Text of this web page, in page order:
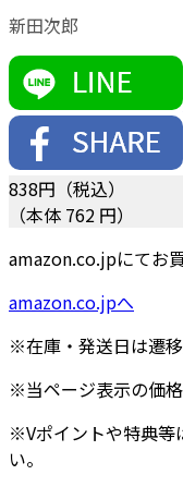
新田次郎
838円（税込）
（本体 762 円）
amazon.co.jpにてお
amazon.co.jpへ
※在庫・発送日は遷
※当ページ表示の価格
※Vポイントや特典等
い。